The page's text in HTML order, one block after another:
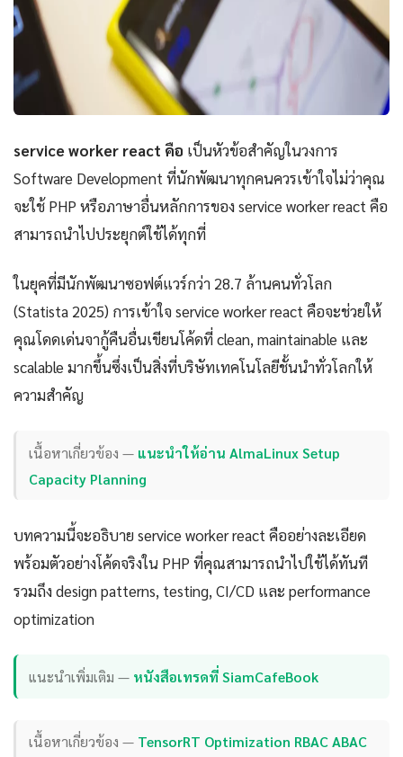
service worker react คือ เป็นหัวข้อสำคัญในวงการ
Software Development ที่นักพัฒนาทุกคนควรเข้าใจไม่ว่าคุณ
จะใช้ PHP หรือภาษาอื่นหลักการของ service worker react คือ
สามารถนำไปประยุกต์ใช้ได้ทุกที่
ในยุคที่มีนักพัฒนาซอฟต์แวร์กว่า 28.7 ล้านคนทั่วโลก
(Statista 2025) การเข้าใจ service worker react คือจะช่วยให้
คุณโดดเด่นจากู้คืนอื่นเขียนโค้ดที่ clean, maintainable และ
scalable มากขึ้นซึ่งเป็นสิ่งที่บริษัทเทคโนโลยีชั้นนำทั่วโลกให้
ความสำคัญ
เนื้อหาเกี่ยวข้อง — แนะนำให้อ่าน AlmaLinux Setup
Capacity Planning
บทความนี้จะอธิบาย service worker react คืออย่างละเอียด
พร้อมตัวอย่างโค้ดจริงใน PHP ที่คุณสามารถนำไปใช้ได้ทันที
รวมถึง design patterns, testing, CI/CD และ performance
optimization
แนะนำเพิ่มเติม — หนังสือเทรดที่ SiamCafeBook
เนื้อหาเกี่ยวข้อง — TensorRT Optimization RBAC ABAC